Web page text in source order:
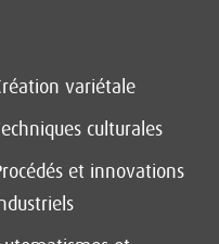
variétale
culturales
et innovations